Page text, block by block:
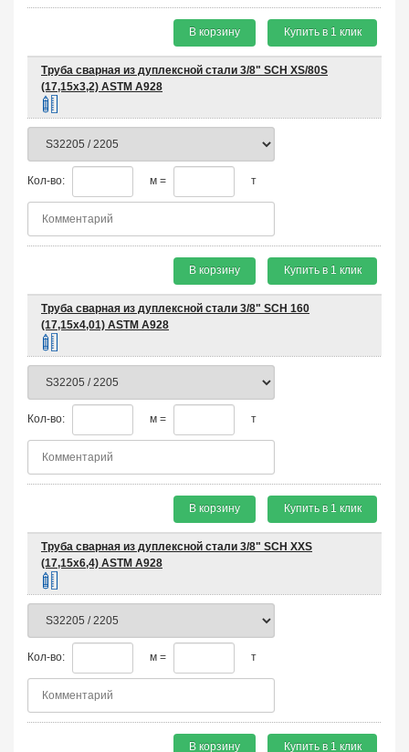
В корзину Купить в 1 клик
Труба сварная из дуплексной стали 3/8" SCH XS/80S
(17,15х3,2) ASTM A928
Кол-во: м = т
В корзину Купить в 1 клик
Труба сварная из дуплексной стали 3/8" SCH 160
(17,15х4,01) ASTM A928
Кол-во: м = т
В корзину Купить в 1 клик
Труба сварная из дуплексной стали 3/8" SCH XXS
(17,15х6,4) ASTM A928
Кол-во: м = т
В корзину Купить в 1 клик